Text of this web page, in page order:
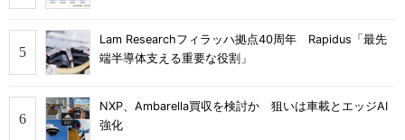
Lam Researchフィラッハ拠点40周年 Rapidus「最先
端半導体支える重要な役割」
NXP、Ambarella買収を検討か 狙いは車載とエッジAI
強化